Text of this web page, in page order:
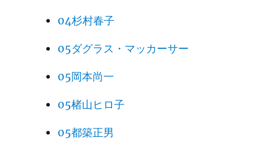
04杉村春子
05ダグラス・マッカーサー
05岡本尚一
05楮山ヒロ子
05都築正男